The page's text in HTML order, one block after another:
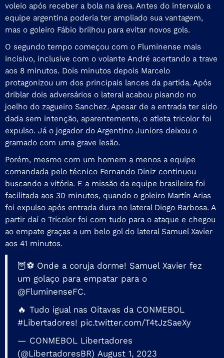
voleio após receber a bola na área. Antes do intervalo a
equipe argentina poderia ter ampliado sua vantagem,
mas o goleiro Fábio brilhou para evitar novos gols.
O segundo tempo começou com o Fluminense mais
incisivo, inclusive com o volante André acertando a trave
aos 8 minutos. Dois minutos depois Marcelo
protagonizou um dos principais lances da partida. Após
driblar dois adversários o lateral acabou pisando no
joelho do zagueiro Sanchez. Apesar de a entrada ter sido
dada sem intenção, aparentemente, o atleta tricolor foi
expulso. Já o jogador do Argentino Juniors deixou o
gramado com uma grave lesão.
Porém, mesmo com um homem a menos a equipe
comandada pelo técnico Fernando Diniz continuou
buscando a vitória. E a missão da equipe brasileira foi
facilitada aos 30 minutos, quando o goleiro Martín Arias
foi expulso após entrada dura no lateral Diogo Barbosa. A
partir daí o Tricolor foi com tudo para o ataque e chegou
ao empate graças a um belo gol do lateral Samuel Xavier
aos 41 minutos.
🦉⚽ Onde a coruja dorme! Samuel Xavier fez
um golaço para empatar para o
@FluminenseFC.
🔥 Tudo igual nas Oitavas da CONMEBOL
#Libertadores! pic.twitter.com/T4tJzSaeXy
— CONMEBOL Libertadores
(@LibertadoresBR) August 1, 2023